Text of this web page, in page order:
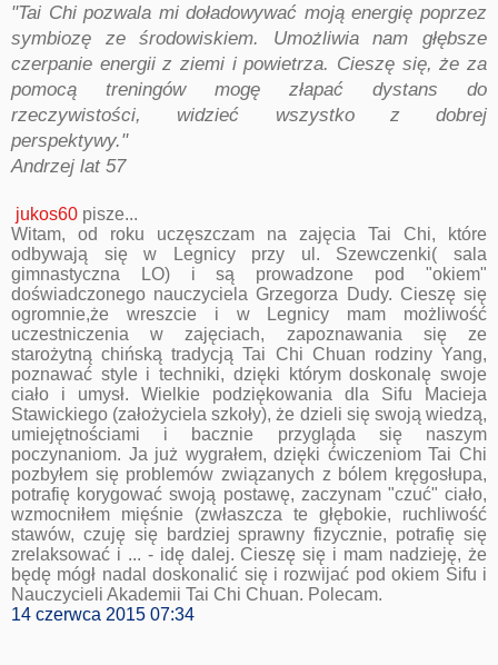
"Tai Chi pozwala mi doładowywać moją energię poprzez
symbiozę ze środowiskiem. Umożliwia nam głębsze
czerpanie energii z ziemi i powietrza. Cieszę się, że za
pomocą treningów mogę złapać dystans do
rzeczywistości, widzieć wszystko z dobrej
perspektywy."
Andrzej lat 57
jukos60 pisze...
Witam, od roku uczęszczam na zajęcia Tai Chi, które
odbywają się w Legnicy przy ul. Szewczenki( sala
gimnastyczna LO) i są prowadzone pod "okiem"
doświadczonego nauczyciela Grzegorza Dudy. Cieszę się
ogromnie,że wreszcie i w Legnicy mam możliwość
uczestniczenia w zajęciach, zapoznawania się ze
starożytną chińską tradycją Tai Chi Chuan rodziny Yang,
poznawać style i techniki, dzięki którym doskonalę swoje
ciało i umysł. Wielkie podziękowania dla Sifu Macieja
Stawickiego (założyciela szkoły), że dzieli się swoją wiedzą,
umiejętnościami i bacznie przygląda się naszym
poczynaniom. Ja już wygrałem, dzięki ćwiczeniom Tai Chi
pozbyłem się problemów związanych z bólem kręgosłupa,
potrafię korygować swoją postawę, zaczynam "czuć" ciało,
wzmocniłem mięśnie (zwłaszcza te głębokie, ruchliwość
stawów, czuję się bardziej sprawny fizycznie, potrafię się
zrelaksować i ... - idę dalej. Cieszę się i mam nadzieję, że
będę mógł nadal doskonalić się i rozwijać pod okiem Sifu i
Nauczycieli Akademii Tai Chi Chuan. Polecam.
14 czerwca 2015 07:34